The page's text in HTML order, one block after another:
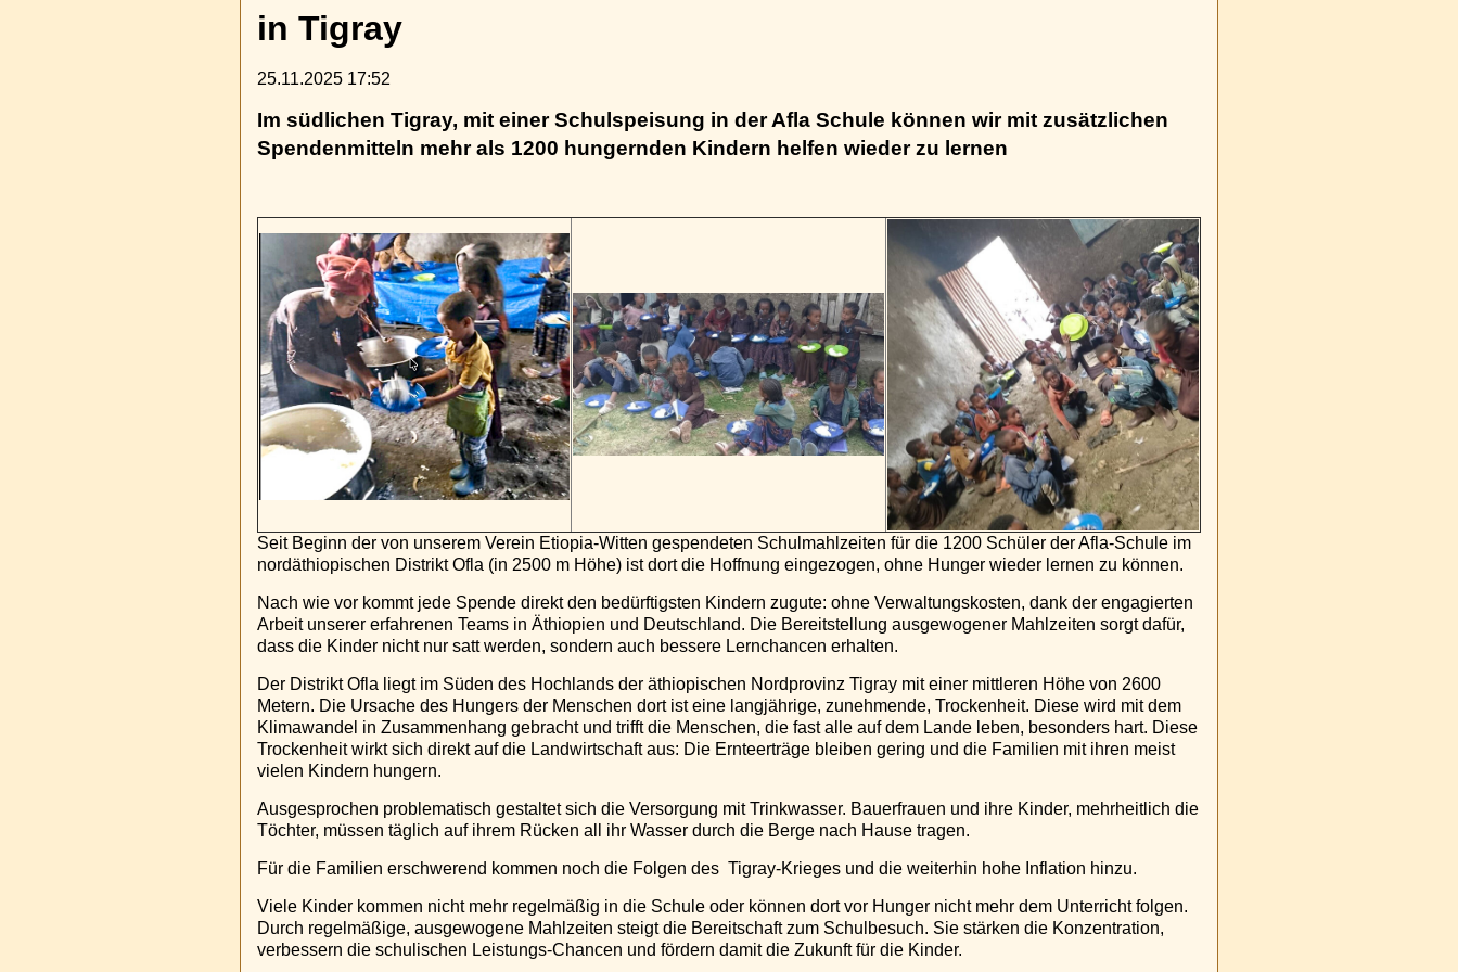
in Tigray
25.11.2025 17:52
Im südlichen Tigray, mit einer Schulspeisung in der Afla Schule können wir mit zusätzlichen
Spendenmitteln mehr als 1200 hungernden Kindern helfen wieder zu lernen
Seit Beginn der von unserem Verein Etiopia-Witten gespendeten Schulmahlzeiten für die 1200 Schüler der Afla-Schule im
nordäthiopischen Distrikt Ofla (in 2500 m Höhe) ist dort die Hoffnung eingezogen, ohne Hunger wieder lernen zu können.
Nach wie vor kommt jede Spende direkt den bedürftigsten Kindern zugute: ohne Verwaltungskosten, dank der engagierten
Arbeit unserer erfahrenen Teams in Äthiopien und Deutschland. Die Bereitstellung ausgewogener Mahlzeiten sorgt dafür,
dass die Kinder nicht nur satt werden, sondern auch bessere Lernchancen erhalten.
Der Distrikt Ofla liegt im Süden des Hochlands der äthiopischen Nordprovinz Tigray mit einer mittleren Höhe von 2600
Metern. Die Ursache des Hungers der Menschen dort ist eine langjährige, zunehmende, Trockenheit. Diese wird mit dem
Klimawandel in Zusammenhang gebracht und trifft die Menschen, die fast alle auf dem Lande leben, besonders hart. Diese
Trockenheit wirkt sich direkt auf die Landwirtschaft aus: Die Ernteerträge bleiben gering und die Familien mit ihren meist
vielen Kindern hungern.
Ausgesprochen problematisch gestaltet sich die Versorgung mit Trinkwasser. Bauerfrauen und ihre Kinder, mehrheitlich die
Töchter, müssen täglich auf ihrem Rücken all ihr Wasser durch die Berge nach Hause tragen.
Für die Familien erschwerend kommen noch die Folgen des Tigray-Krieges und die weiterhin hohe Inflation hinzu.
Viele Kinder kommen nicht mehr regelmäßig in die Schule oder können dort vor Hunger nicht mehr dem Unterricht folgen.
Durch regelmäßige, ausgewogene Mahlzeiten steigt die Bereitschaft zum Schulbesuch. Sie stärken die Konzentration,
verbessern die schulischen Leistungs-Chancen und fördern damit die Zukunft für die Kinder.